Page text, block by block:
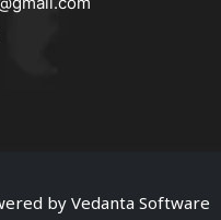
by Vedanta Software